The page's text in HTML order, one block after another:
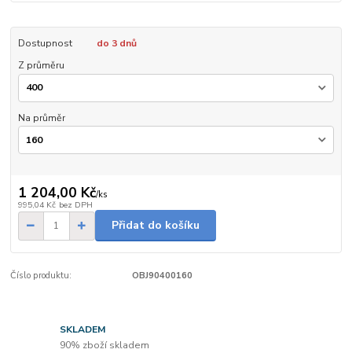
Dostupnost
do 3 dnů
Z průměru
Na průměr
1 204,00 Kč/ks
995,04 Kč bez DPH
Přidat do košíku
Číslo produktu: OBJ90400160
SKLADEM
90% zboží skladem